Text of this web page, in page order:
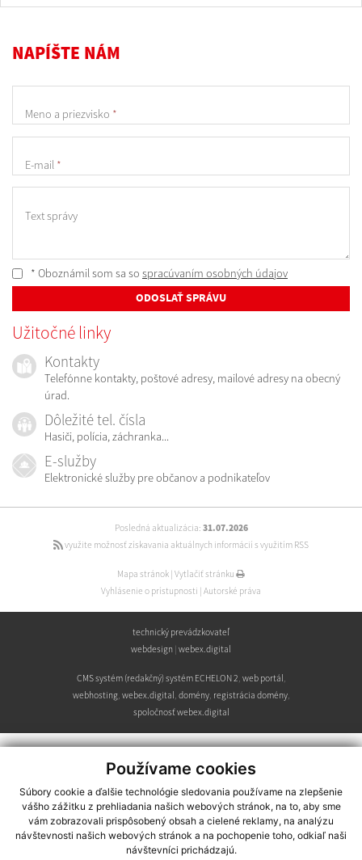
Používame cookies
Súbory cookie a ďalšie technológie sledovania používame na zlepšenie
vášho zážitku z prehliadania našich webových stránok, na to, aby sme
vám zobrazovali prispôsobený obsah a cielené reklamy, na analýzu
návštevnosti našich webových stránok a na pochopenie toho, odkiaľ naši
návštevníci prichádzajú.
NAPÍŠTE NÁM
Meno a priezvisko *
E-mail *
Text správy
* Oboznámil som sa so spracúvaním osobných údajov
ODOSLAŤ SPRÁVU
Užitočné linky
Kontakty
Telefónne kontakty, poštové adresy, mailové adresy na obecný
úrad.
Dôležité tel. čísla
Hasiči, polícia, záchranka...
E-služby
Elektronické služby pre občanov a podnikateľov
Posledná aktualizácia: 31.07.2026
využite možnosť získavania aktuálnych informácií s využitím RSS
Mapa stránok Vytlačiť stránku
Vyhlásenie o prístupnosti Autorské práva
technický prevádzkovateľ
webdesign webex.digital
CMS systém (redakčný) systém ECHELON 2, web portál ,
webhosting, webex.digital , domény, registrácia domény,
spoločnosť webex.digital